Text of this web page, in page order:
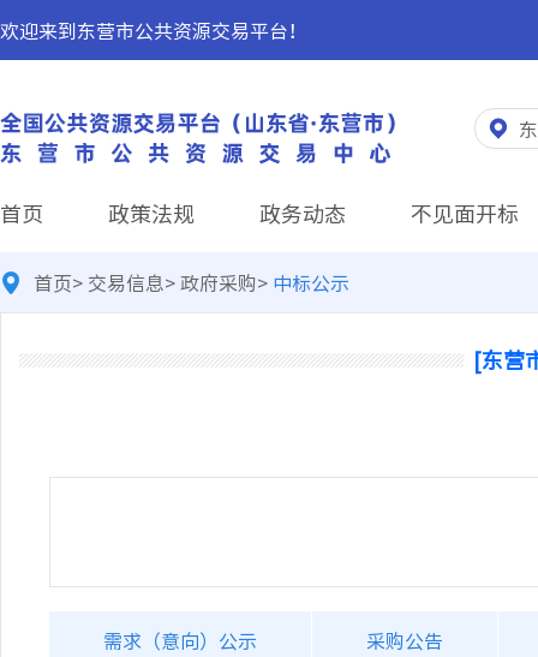
欢迎来到东营市公共资源交易平台！
首页 政策法规 政务动态 不见面开标
首页> 交易信息>政府采购> 中标公示
[东营
需求（意向）公示 采购公告